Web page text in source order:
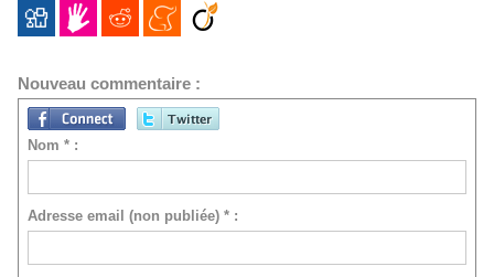
Nouveau commentaire :
Nom * :
Adresse email (non publiée) * :